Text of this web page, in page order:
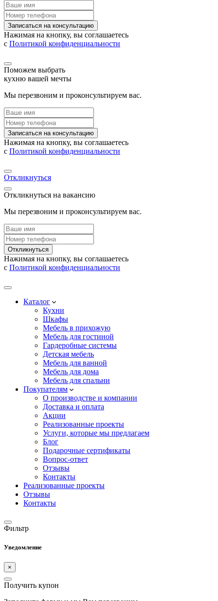
Записаться на консультацию
Нажимая на кнопку, вы соглашаетесь
с Политикой конфиденциальности
Поможем выбрать
кухню вашей мечты
Мы перезвоним и проконсультируем вас.
Записаться на консультацию
Нажимая на кнопку, вы соглашаетесь
с Политикой конфиденциальности
Откликнуться
Откликнуться на вакансию
Мы перезвоним и проконсультируем вас.
Откликнуться
Нажимая на кнопку, вы соглашаетесь
с Политикой конфиденциальности
Каталог
Кухни
Шкафы
Мебель в прихожую
Мебель для гостиной
Гардеробные системы
Детская мебель
Мебель для ванной
Мебель для дома
Мебель для спальни
Покупателям
О производстве и компании
Доставка и оплата
Акции
Реализованные проекты
Услуги, которые мы предлагаем
Блог
Подарочные сертификаты
Вопрос-ответ
Отзывы
Контакты
Реализованные проекты
Отзывы
Контакты
Фильтр
Уведомление
×
Получить купон